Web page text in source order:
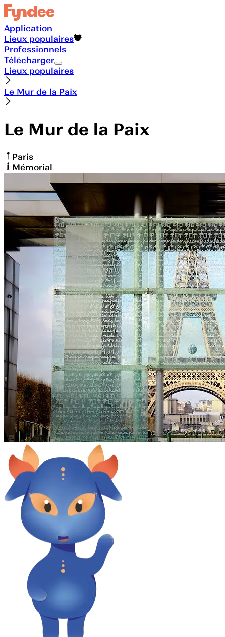
Application
Lieux populaires
Professionnels
Télécharger
Lieux populaires
Le Mur de la Paix
Le Mur de la Paix
Paris
Mémorial